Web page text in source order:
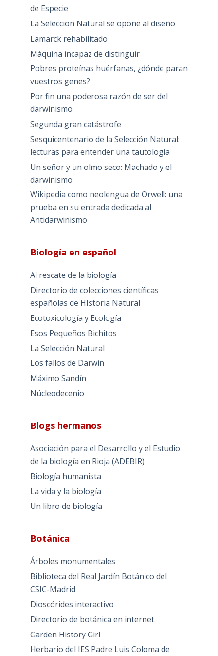
de Especie
La Selección Natural se opone al diseño
Lamarck rehabilitado
Máquina incapaz de distinguir
Pobres proteínas huérfanas, ¿dónde paran
vuestros genes?
Por fin una poderosa razón de ser del
darwinismo
Segunda gran catástrofe
Sesquicentenario de la Selección Natural:
lecturas para entender una tautología
Un señor y un olmo seco: Machado y el
darwinismo
Wikipedia como neolengua de Orwell: una
prueba en su entrada dedicada al
Antidarwinismo
Biología en español
Al rescate de la biología
Directorio de colecciones científicas
españolas de HIstoria Natural
Ecotoxicología y Ecología
Esos Pequeños Bichitos
La Selección Natural
Los fallos de Darwin
Máximo Sandín
Núcleodecenio
Blogs hermanos
Asociación para el Desarrollo y el Estudio
de la biología en Rioja (ADEBIR)
Biología humanista
La vida y la biología
Un libro de biología
Botánica
Árboles monumentales
Biblioteca del Real Jardín Botánico del
CSIC-Madrid
Dioscórides interactivo
Directorio de botánica en internet
Garden History Girl
Herbario del IES Padre Luis Coloma de